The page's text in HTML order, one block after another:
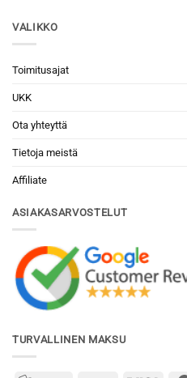
VALIKKO
Toimitusajat
UKK
Ota yhteyttä
Tietoja meistä
Affiliate
ASIAKASARVOSTELUT
TURVALLINEN MAKSU